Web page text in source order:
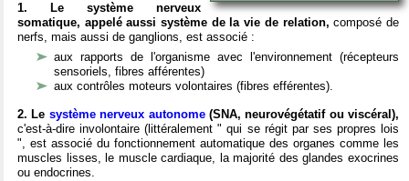
1. Le système nerveux
somatique, appelé aussi système de la vie de relation, composé de
nerfs, mais aussi de ganglions, est associé :
aux rapports de l'organisme avec l'environnement (récepteurs
sensoriels, fibres afférentes)
aux contrôles moteurs volontaires (fibres efférentes).
2. Le système nerveux autonome(SNA, neurovégétatif ou viscéral),
c'est-à-dire involontaire (littéralement " qui se régit par ses propres lois
", est associé du fonctionnement automatique des organes comme les
muscles lisses, le muscle cardiaque, la majorité des glandes exocrines
ou endocrines.